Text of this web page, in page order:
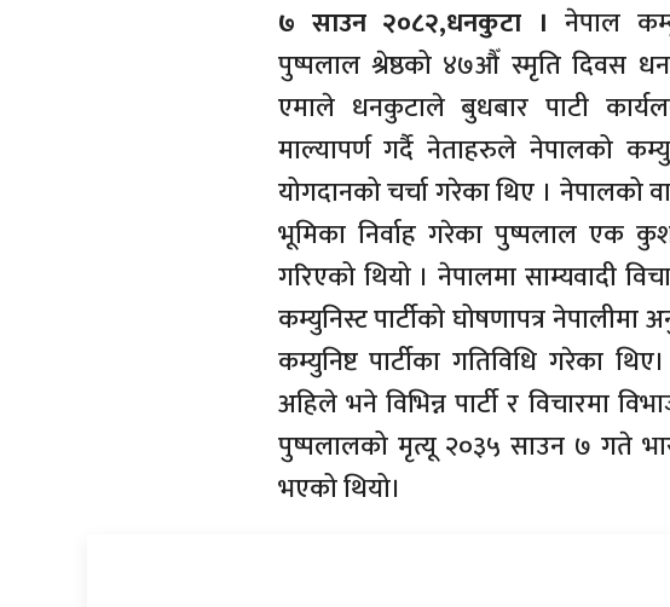
७ साउन २०८२,धनकुटा । नेपाल
पुष्पलाल श्रेष्ठको ४७औँ स्मृति दिवस
एमाले धनकुटाले बुधबार पाटी
माल्यापर्ण गर्दै नेताहरुले नेपालको
योगदानको चर्चा गरेका थिए । नेपालको
भूमिका निर्वाह गरेका पुष्पलाल एक
गरिएको थियो । नेपालमा साम्यवादी
कम्युनिस्ट पार्टीको घोषणापत्र
कम्युनिष्ट पार्टीका गतिविधि गरेका
अहिले भने विभिन्न पार्टी र विचारमा
पुष्पलालको मृत्यू २०३५ साउन ७ गते
भएको थियो।